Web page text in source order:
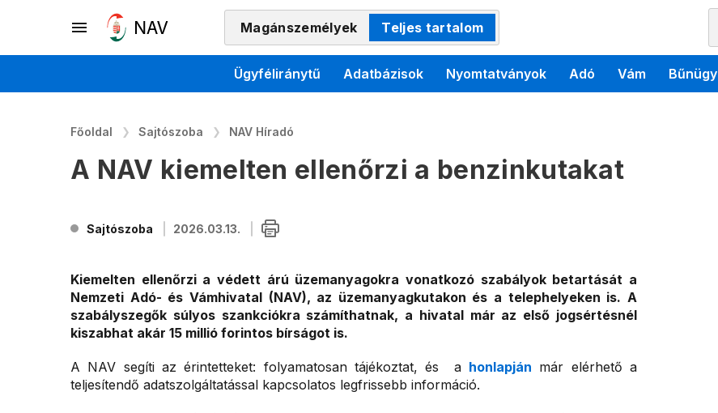
Magánszemélyek Teljes tartalom
Ügyféliránytű Adatbázisok Nyomtatványok Adó Vám Bűnügy
Főoldal Sajtószoba NAV Híradó
A NAV kiemelten ellenőrzi a benzinkutakat
Sajtószoba 2026.03.13.
Kiemelten ellenőrzi a védett árú üzemanyagokra vonatkozó szabályok betartását a
Nemzeti Adó- és Vámhivatal (NAV), az üzemanyagkutakon és a telephelyeken is. A
szabályszegők súlyos szankciókra számíthatnak, a hivatal már az első jogsértésnél
kiszabhat akár 15 millió forintos bírságot is.
A NAV segíti az érintetteket: folyamatosan tájékoztat, és a honlapján már elérhető a
teljesítendő adatszolgáltatással kapcsolatos legfrissebb információ.